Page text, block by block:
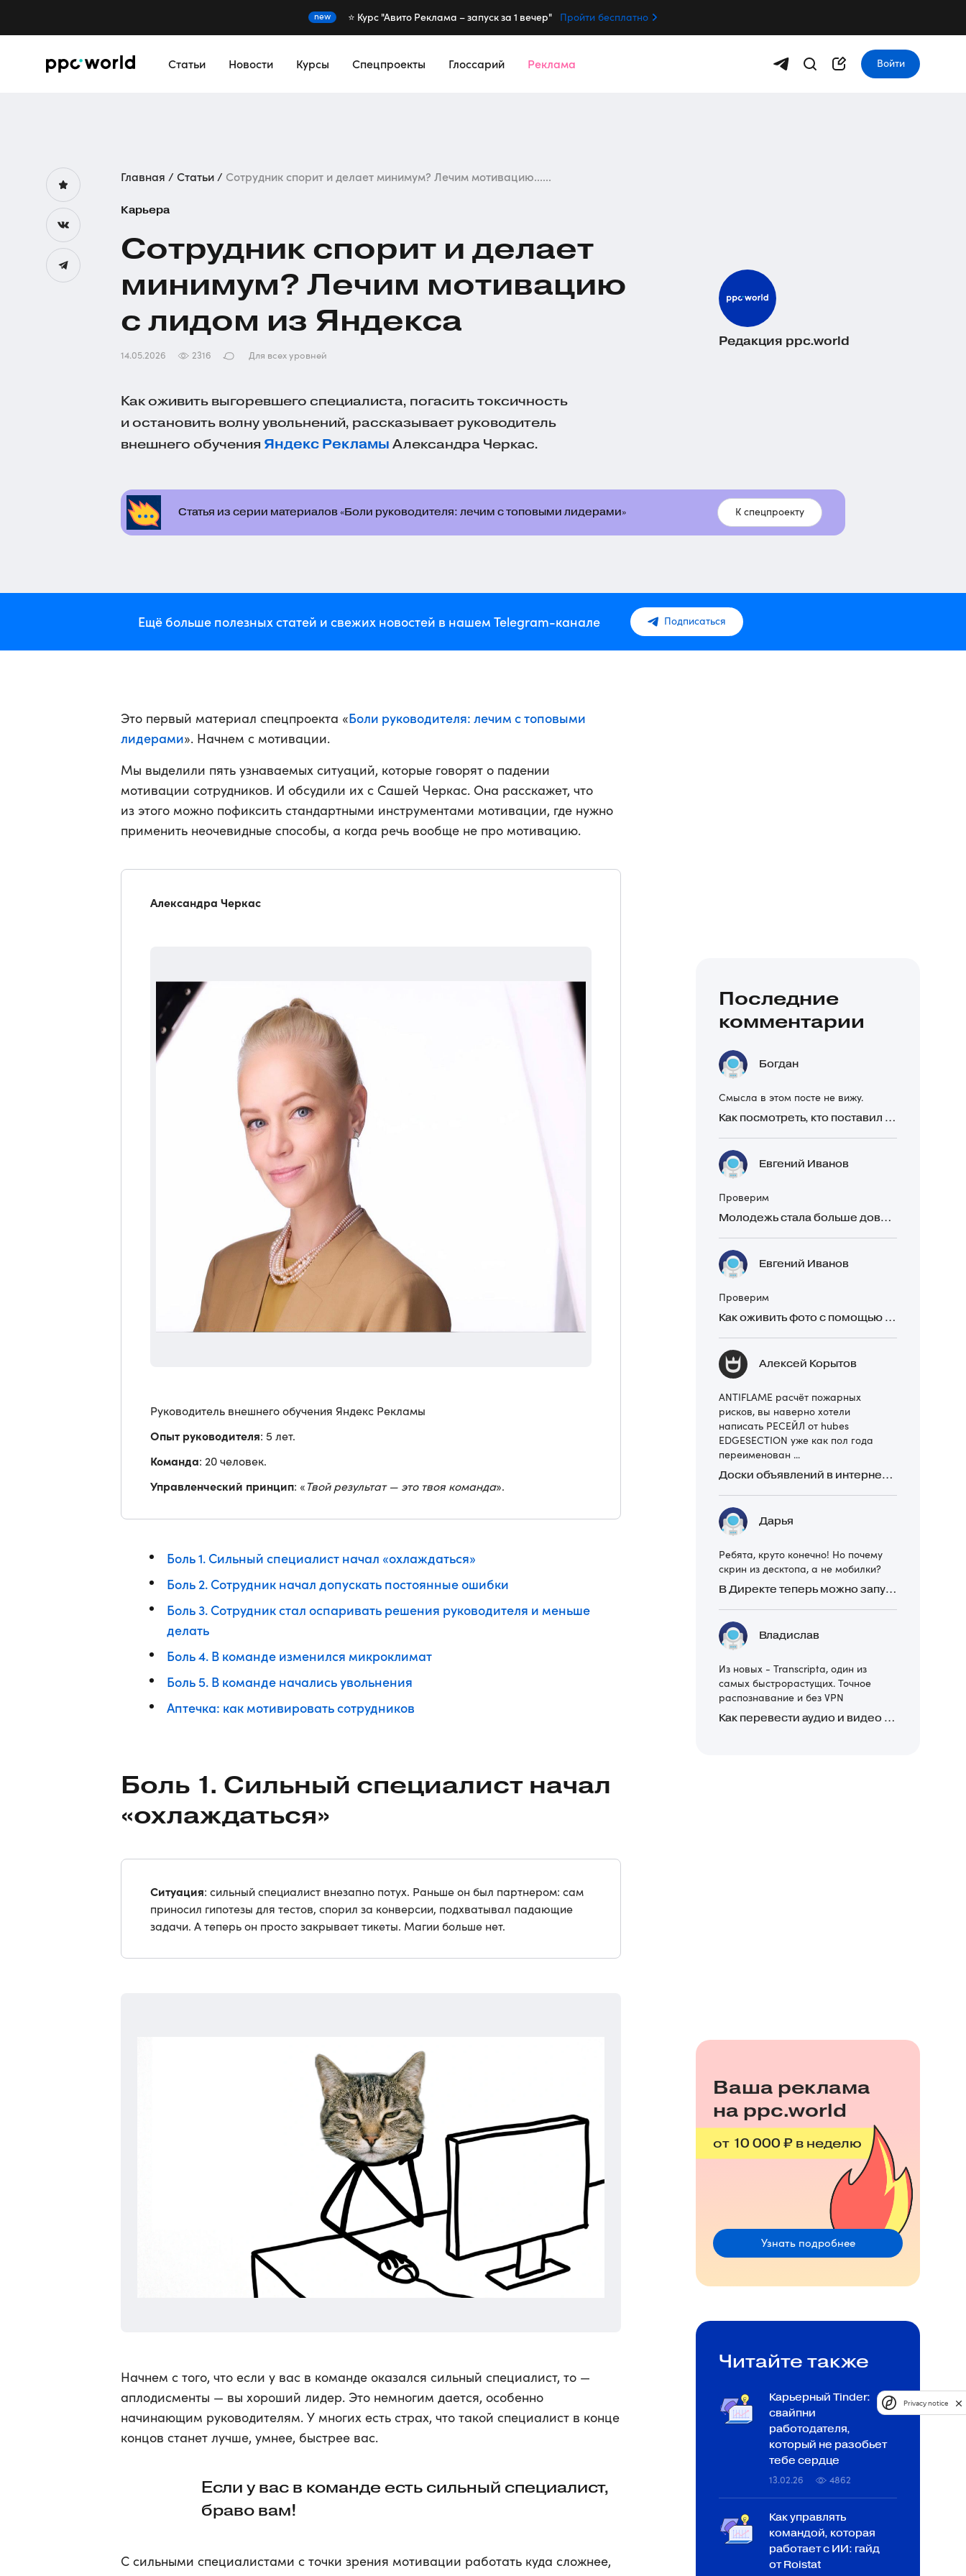
new ⭐️ Курс "Авито Реклама – запуск за 1 вечер" Пройти бесплатно
Статьи Новости Курсы Спецпроекты Глоссарий Реклама Войти
Главная Статьи Сотрудник спорит и делает минимум? Лечим мотивацию......
Карьера
Сотрудник спорит и делает
минимум? Лечим мотивацию
с лидом из Яндекса
14.05.2026 2316 Для всех уровней
Как оживить выгоревшего специалиста, погасить токсичность
и остановить волну увольнений, рассказывает руководитель
внешнего обучения Яндекс Рекламы Александра Черкас.
Редакция ppc.world
Статья из серии материалов «Боли руководителя: лечим с топовыми лидерами» К спецпроекту
Ещё больше полезных статей и свежих новостей в нашем Telegram-канале Подписаться
Это первый материал спецпроекта «Боли руководителя: лечим с топовыми
лидерами». Начнем с мотивации.
Мы выделили пять узнаваемых ситуаций, которые говорят о падении
мотивации сотрудников. И обсудили их с Сашей Черкас. Она расскажет, что
из этого можно пофиксить стандартными инструментами мотивации, где нужно
применить неочевидные способы, а когда речь вообще не про мотивацию.
Александра Черкас
Руководитель внешнего обучения Яндекс Рекламы
Опыт руководителя: 5 лет.
Команда: 20 человек.
Управленческий принцип: «Твой результат — это твоя команда».
Боль 1. Сильный специалист начал «охлаждаться»
Боль 2. Сотрудник начал допускать постоянные ошибки
Боль 3. Сотрудник стал оспаривать решения руководителя и меньше
делать
Боль 4. В команде изменился микроклимат
Боль 5. В команде начались увольнения
Аптечка: как мотивировать сотрудников
Боль 1. Сильный специалист начал
«охлаждаться»
Ситуация: сильный специалист внезапно потух. Раньше он был партнером: сам
приносил гипотезы для тестов, спорил за конверсии, подхватывал падающие
задачи. А теперь он просто закрывает тикеты. Магии больше нет.
Начнем с того, что если у вас в команде оказался сильный специалист, то —
аплодисменты — вы хороший лидер. Это немногим дается, особенно
начинающим руководителям. У многих есть страх, что такой специалист в конце
концов станет лучше, умнее, быстрее вас.
Если у вас в команде есть сильный специалист,
браво вам!
С сильными специалистами с точки зрения мотивации работать куда сложнее,
Последние
комментарии
Богдан
Смысла в этом посте не вижу.
Как посмотреть, кто поставил реакцию в Telegram
Евгений Иванов
Проверим
Молодежь стала больше доверять рекомендациям в закрытых Telegram-чатах, чем официальной рекламе
Евгений Иванов
Проверим
Как оживить фото с помощью нейросетей в 2026 году: 17 бесплатных онлайн-сервисов, приложений и ботов
Алексей Корытов
ANTIFLAME расчёт пожарных
рисков, вы наверно хотели
написать РЕСЕЙЛ от hubes
EDGESECTION уже как пол года
переименован ...
Доски объявлений в интернете: какие лучше и безопаснее? Сравниваем 5 популярных
Дарья
Ребята, круто конечно! Но почему
скрин из десктопа, а не мобилки?
В Директе теперь можно запускать Премиум-билборд для мобильных устройств
Владислав
Из новых - Transcripta, один из
самых быстрорастущих. Точное
распознавание и без VPN
Как перевести аудио и видео в текст: обзор 24 нейросетей, программ и сервисов для транскрибации
Ваша реклама
на ppc.world
от 10 000 ₽ в неделю
Узнать подробнее
Читайте также
Карьерный Tinder:
свайпни
работодателя,
который не разобьет
тебе сердце
13.02.26 4862
Как управлять
командой, которая
работает с ИИ: гайд
от Roistat
Privacy notice